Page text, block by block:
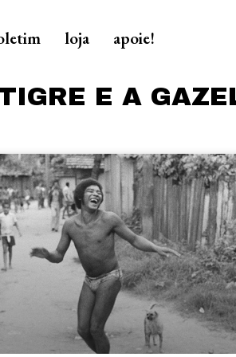
loja apoie!
E A